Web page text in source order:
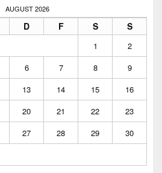
AUGUST 2026
D F S S
1
2
6 7 8
9
13 14 15
16
20 21 22
23
27 28 29
30